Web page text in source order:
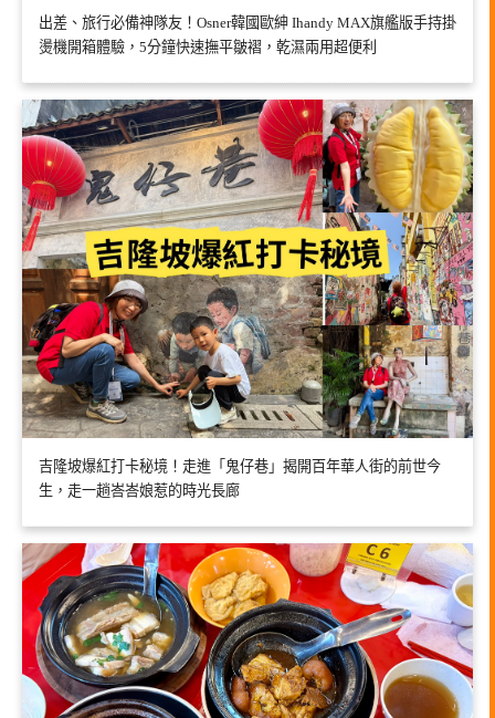
出差、旅行必備神隊友！Osner韓國歐紳 Ihandy MAX旗艦版手持掛
燙機開箱體驗，5分鐘快速撫平皺褶，乾濕兩用超便利
吉隆坡爆紅打卡秘境！走進「鬼仔巷」揭開百年華人街的前世今
生，走一趟峇峇娘惹的時光長廊